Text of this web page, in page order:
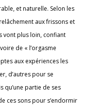
et naturelle. Selon les
aux frissons et
vont plus loin, confiant
de « l’orgasme
aux expériences les
d’autres pour se
qu’une partie de ses
ces sons pour s’endormir